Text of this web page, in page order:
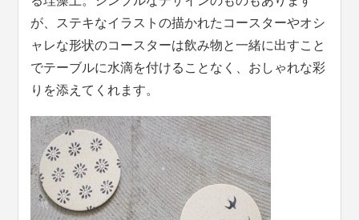
が、ステキなイラストの描かれたコースターやオシ
ャレな形状のコースターは飲み物と一緒に出すこと
でテーブルに水滴を付けることなく、おしゃれな彩
りを添えてくれます。